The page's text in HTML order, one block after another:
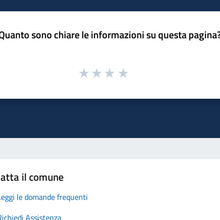
sono chiare le informazioni su questa
il comune
le domande frequenti
Assistenza